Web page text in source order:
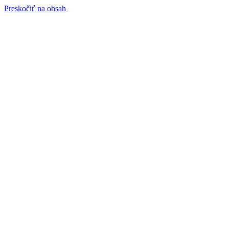
Preskočiť na obsah